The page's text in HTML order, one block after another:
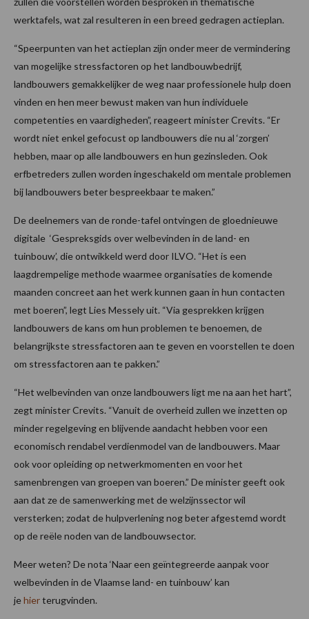
werktafels, wat zal resulteren in een breed gedragen actieplan.
“Speerpunten van het actieplan zijn onder meer de vermindering
van mogelijke stressfactoren op het landbouwbedrijf,
landbouwers gemakkelijker de weg naar professionele hulp doen
vinden en hen meer bewust maken van hun individuele
competenties en vaardigheden”, reageert minister Crevits. “Er
wordt niet enkel gefocust op landbouwers die nu al ‘zorgen’
hebben, maar op alle landbouwers en hun gezinsleden. Ook
erfbetreders zullen worden ingeschakeld om mentale problemen
bij landbouwers beter bespreekbaar te maken.”
De deelnemers van de ronde-tafel ontvingen de gloednieuwe
digitale ‘Gespreksgids over welbevinden in de land- en
tuinbouw’, die ontwikkeld werd door ILVO. “Het is een
laagdrempelige methode waarmee organisaties de komende
maanden concreet aan het werk kunnen gaan in hun contacten
met boeren”, legt Lies Messely uit. “Via gesprekken krijgen
landbouwers de kans om hun problemen te benoemen, de
belangrijkste stressfactoren aan te geven en voorstellen te doen
om stressfactoren aan te pakken.”
“Het welbevinden van onze landbouwers ligt me na aan het hart”,
zegt minister Crevits. “Vanuit de overheid zullen we inzetten op
minder regelgeving en blijvende aandacht hebben voor een
economisch rendabel verdienmodel van de landbouwers. Maar
ook voor opleiding op netwerkmomenten en voor het
samenbrengen van groepen van boeren.” De minister geeft ook
aan dat ze de samenwerking met de welzijnssector wil
versterken; zodat de hulpverlening nog beter afgestemd wordt
op de reële noden van de landbouwsector.
Meer weten? De nota ‘Naar een geïntegreerde aanpak voor
welbevinden in de Vlaamse land- en tuinbouw’ kan
jehierterugvinden.